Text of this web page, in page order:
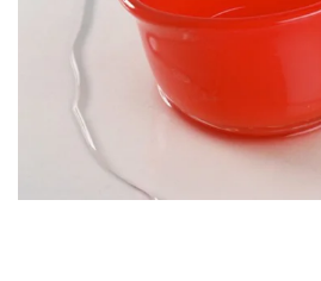
BLÄDDRA I GALLERI